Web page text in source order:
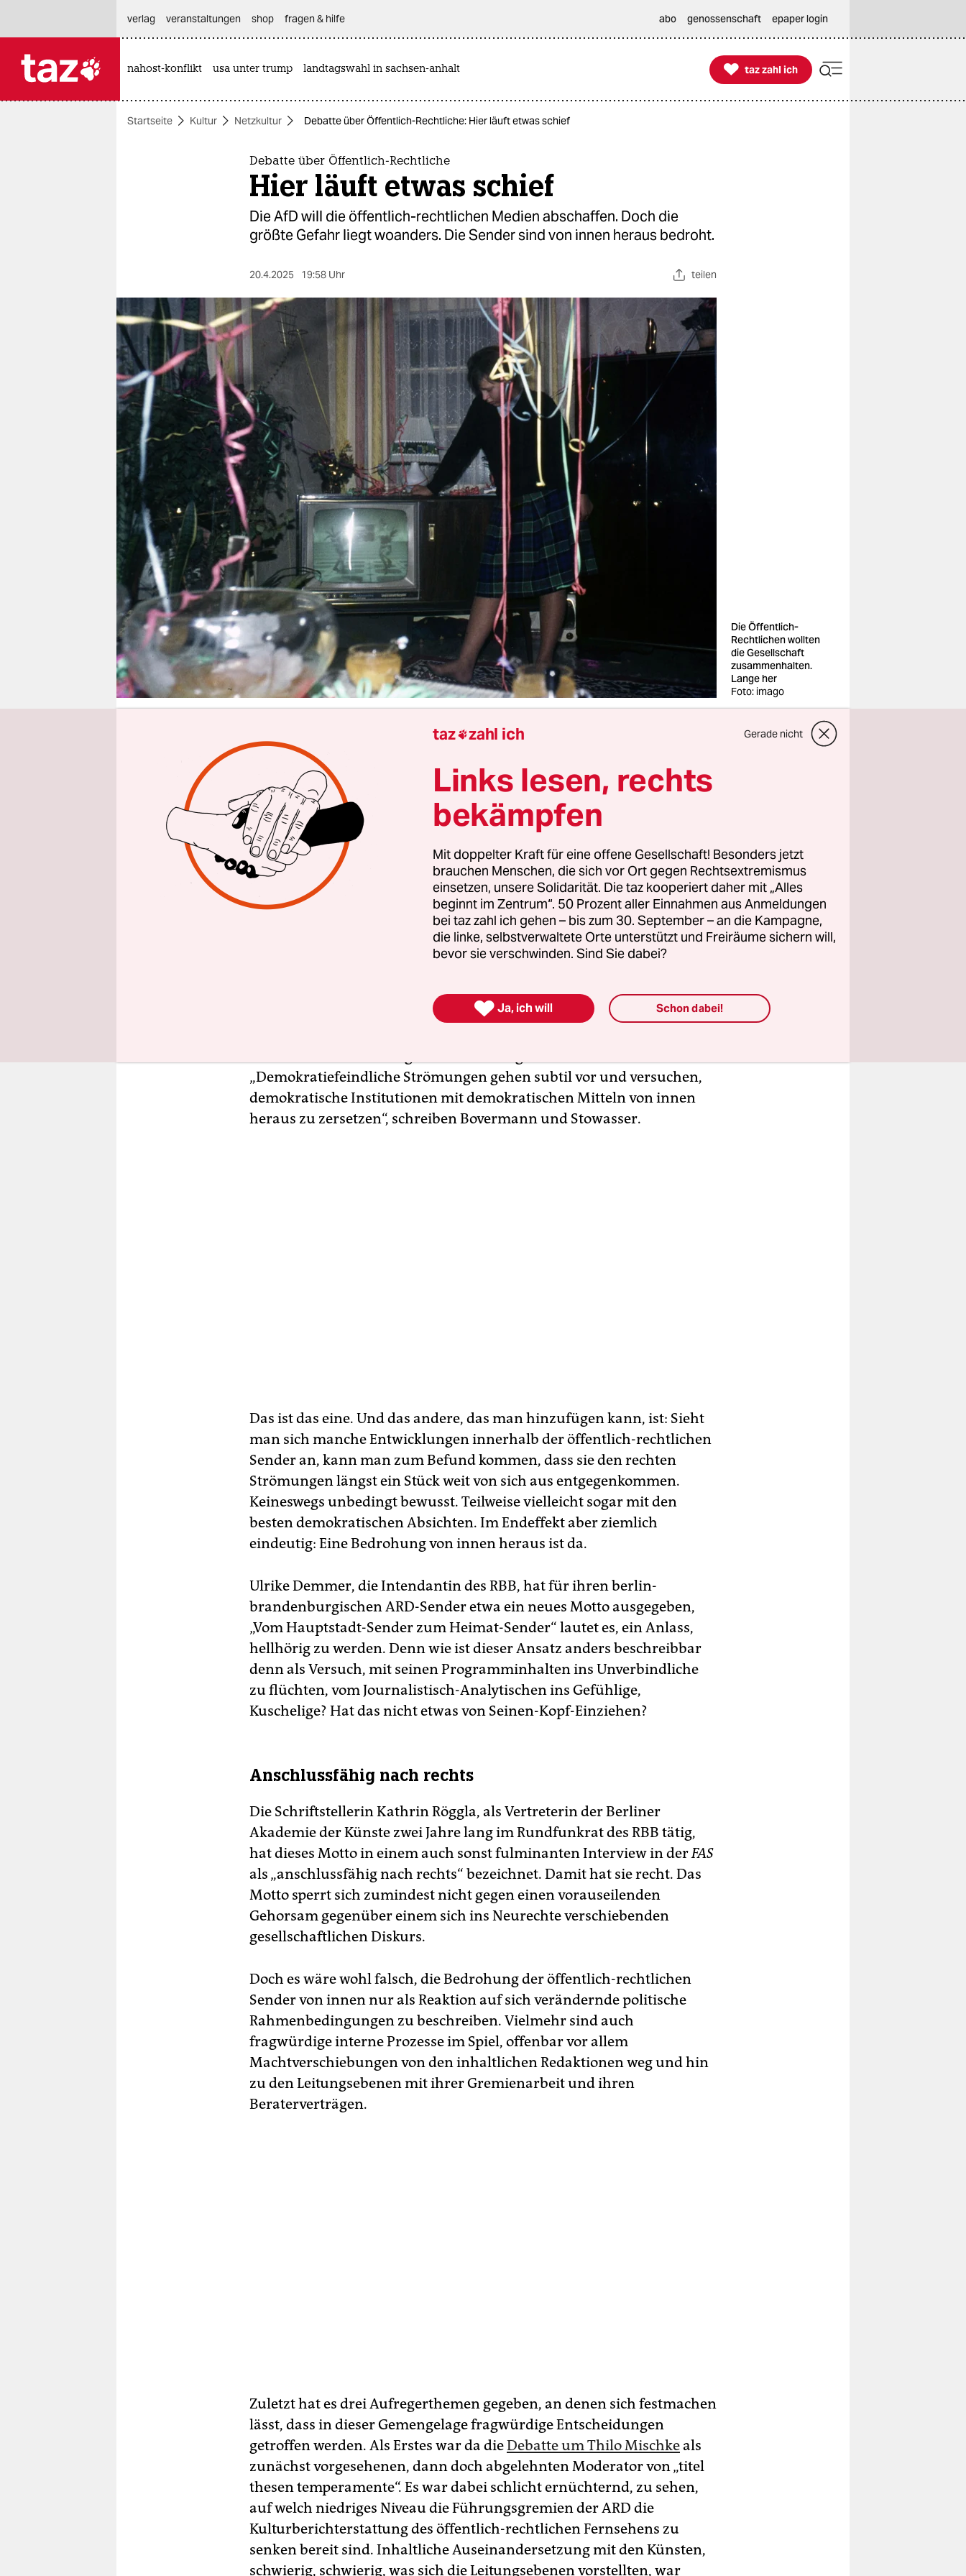
themen
berlin
nord
wahrheit
verlag
verlag
veranstaltungen
shop
fragen & hilfe
unterstützen
abo
genossenschaft
epaper login
verlag
veranstaltungen shop fragen & hilfe abo genossenschaft epaper login
nahost-konflikt usa unter trump landtagswahl in sachsen-anhalt 
taz zahl ich
taz zahl ich
Startseite Kultur Netzkultur Debatte über Öffentlich-Rechtliche: Hier läuft etwas schief
Debatte über Öffentlich-Rechtliche
Hier läuft etwas schief
Die AfD will die öffentlich-rechtlichen Medien abschaffen. Doch die
größte Gefahr liegt woanders. Die Sender sind von innen heraus bedroht.
20.4.2025 19:58 Uhr teilen
Die Öffentlich-
Rechtlichen wollten
die Gesellschaft
zusammenhalten.
Lange her
Foto: imago
Von
Gegen Bedrohungen von außen ist das deutsche öffentlich-rechtliche
Rund­funksystem ganz gut abgesichert, immerhin das. Angesichts der
Angriffe durch die AfD (Bezeichnung der öffentlich-rechtlichen
Medien als Instrumente für „Indoktrination und Propaganda“,
Forderung ihrer Abschaffung) haben sich neulich auf der
Internetplattform
verfassungsblog.dedie Juristen Marc Bovermann
und Samuel Stowasser Gedanken darüber gemacht, und sie können
erst einmal Entwarnung geben. Durch einschlägige Entscheidungen
in Deutschland gegen Versuche, ihn zu zerschlagen, „gut geschützt“,
„Demokratie­feindliche Strömungen gehen subtil vor und versuchen,
demokratische Institutionen mit demokratischen Mitteln von innen
heraus zu zersetzen“, schreiben Bovermann und Stowasser.
Das ist das eine. Und das andere, das man hinzufügen kann, ist: Sieht
man sich manche Entwicklungen innerhalb der öffentlich-rechtlichen
Sender an, kann man zum Befund kommen, dass sie den rechten
Strömungen längst ein Stück weit von sich aus entgegenkommen.
Keineswegs unbedingt bewusst. Teilweise vielleicht sogar mit den
besten demokratischen Absichten. Im Endeffekt aber ziemlich
eindeutig: Eine Bedrohung von innen heraus ist da.
Ulrike Demmer, die Intendantin des RBB, hat für ihren berlin-
brandenburgischen ARD-Sender etwa ein neues Motto ausgegeben,
„Vom Hauptstadt-Sender zum Heimat-Sender“ lautet es, ein Anlass,
hellhörig zu werden. Denn wie ist dieser Ansatz anders beschreibbar
denn als Versuch, mit seinen Programminhalten ins Unverbindliche
zu flüchten, vom Journalistisch-Analytischen ins Gefühlige,
Kuschelige? Hat das nicht etwas von Seinen-Kopf-Einziehen?
Anschlussfähig nach rechts
Die Schriftstellerin Kathrin Röggla, als Vertreterin der Berliner
Akademie der Künste zwei Jahre lang im Rundfunkrat des RBB tätig,
hat dieses Motto in einem auch sonst fulminanten Interview in derFAS
als „anschlussfähig nach rechts“ bezeichnet. Damit hat sie recht. Das
Motto sperrt sich zumindest nicht gegen einen vorauseilenden
Gehorsam gegenüber einem sich ins Neurechte verschiebenden
gesellschaftlichen Diskurs.
Doch es wäre wohl falsch, die Bedrohung der öffentlich-rechtlichen
Sender von innen nur als Reaktion auf sich verändernde politische
Rahmenbedingungen zu beschreiben. Vielmehr sind auch
fragwürdige interne Prozesse im Spiel, offenbar vor allem
Machtverschiebungen von den inhaltlichen Redaktionen weg und hin
zu den Leitungsebenen mit ihrer Gremienarbeit und ihren
Beraterverträgen.
Zuletzt hat es drei Aufreger­themen gegeben, an denen sich festmachen
lässt, dass in dieser Gemengelage fragwürdige Entscheidungen
getroffen werden. Als Erstes war da dieDebatte um Thilo Mischkeals
zunächst vorgesehenen, dann doch abgelehnten Moderator von „titel
thesen temperamente“. Es war dabei schlicht ernüchternd, zu sehen,
auf welch niedriges Niveau die Führungsgremien der ARD die
Kulturberichterstattung des öffentlich-rechtlichen Fernsehens zu
senken bereit sind. Inhaltliche Auseinandersetzung mit den Künsten,
schwierig, schwierig, was sich die Leitungsebenen vorstellten, war
taz zahl ich Gerade nicht
Links lesen, rechts
bekämpfen
Mit doppelter Kraft für eine offene Gesellschaft! Besonders jetzt
brauchen Menschen, die sich vor Ort gegen Rechtsextremismus
einsetzen, unsere Solidarität. Die taz kooperiert daher mit „Alles
beginnt im Zentrum“. 50 Prozent aller Einnahmen aus Anmeldungen
bei taz zahl ich gehen – bis zum 30. September – an die Kampagne,
die linke, selbstverwaltete Orte unterstützt und Freiräume sichern will,
bevor sie verschwinden. Sind Sie dabei?
 Ja, ich will Schon dabei!